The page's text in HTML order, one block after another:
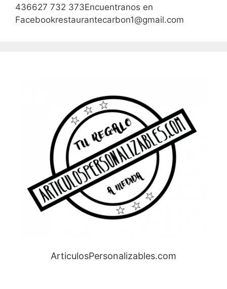
436627 732 373Encuentranos en
Facebookrestaurantecarbon1@gmail.com
ArticulosPersonalizables.com